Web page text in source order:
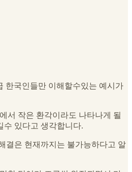
한국인들만 이해할수있는 예시가
서 작은 환각이라도 나타나게 될
수 있다고 생각합니다.
결은 현재까지는 불가능하다고 알